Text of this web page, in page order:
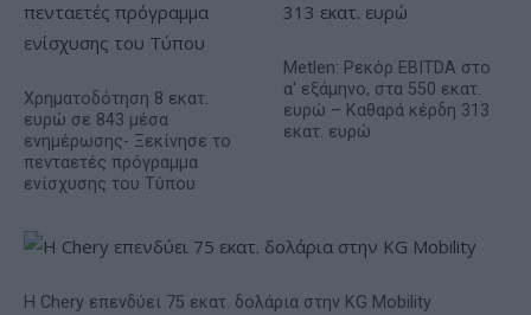
Χρηματοδότηση 8 εκατ.
ευρώ σε 843 μέσα
ενημέρωσης- Ξεκίνησε το
πενταετές πρόγραμμα
ενίσχυσης του Τύπου
Metlen: Ρεκόρ EBITDA στο
α' εξάμηνο, στα 550 εκατ.
ευρώ – Καθαρά κέρδη 313
εκατ. ευρώ
Η Chery επενδύει 75 εκατ. δολάρια στην KG Mobility